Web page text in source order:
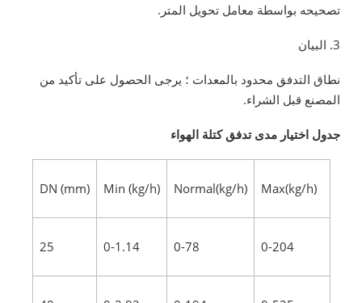
تصحيحه بواسطة معامل تحويل المتر.
3. البيان
نطاق التدفق محدود بالمعدات ؛ يرجى الحصول على تأكيد من
المصنع قبل الشراء.
جدول اختيار مدى تدفق كتلة الهواء
DN (mm) Min (kg/h) Normal(kg/h) Max(kg/h)
25 0-1.14 0-78 0-204